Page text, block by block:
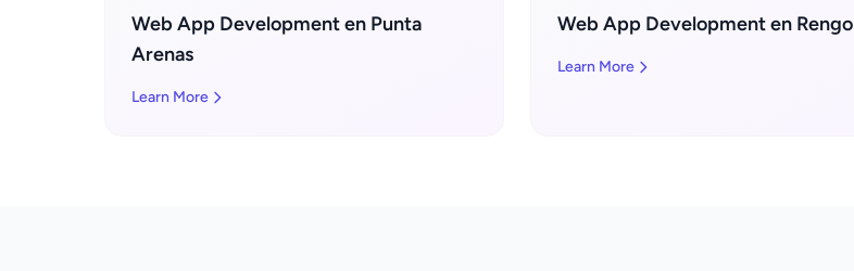
Web App Development en Punta
Arenas
Learn More
Web App Development en Rengo
Learn More